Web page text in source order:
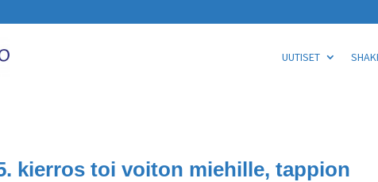
UUTISET
kierros toi voiton miehille, tappion